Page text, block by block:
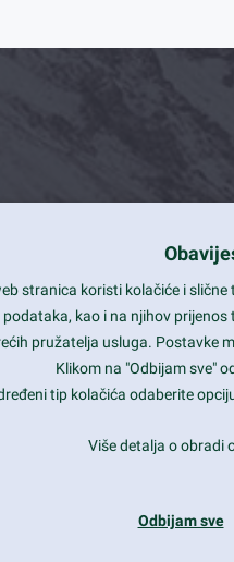
Smart and beautiful
Unlimited Eelements
Mobile ready
stranica koristi kolačiće i
kao i na njihov
pružatelja usluga. Postavke
Klikom na "Odbijam sve"
tip kolačića odaberite
Više detalja o obradi
Odbijam sve